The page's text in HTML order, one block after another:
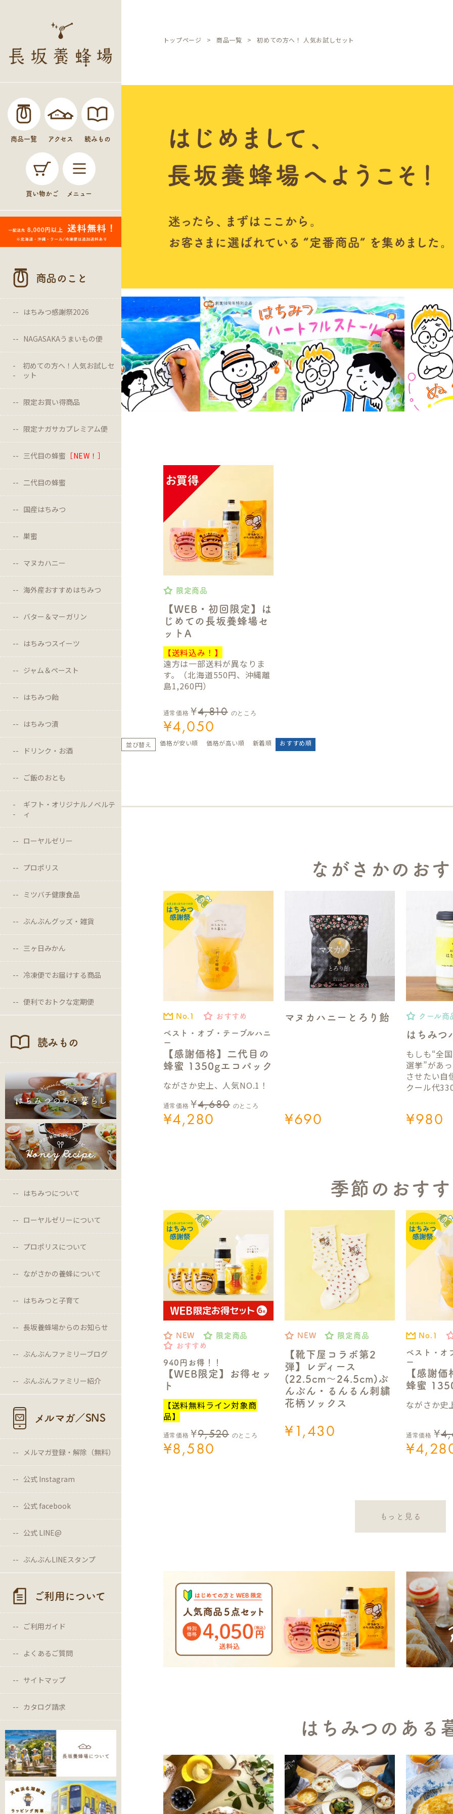
商品一覧 アクセス 読みもの
買い物かご メニュー
商品のこと
はちみつ感謝祭2026
NAGASAKAうまいもの便
初めての方へ！人気お試しセ
ット
限定お買い得商品
限定ナガサカプレミアム便
三代目の蜂蜜 ［NEW！］
二代目の蜂蜜
国産はちみつ
巣蜜
マヌカハニー
海外産おすすめはちみつ
バター＆マーガリン
はちみつスイーツ
ジャム＆ペースト
はちみつ飴
はちみつ漬
ドリンク・お酒
ご飯のおとも
ギフト・オリジナルノベルテ
ィ
ローヤルゼリー
プロポリス
ミツバチ健康食品
ぶんぶんグッズ・雑貨
三ヶ日みかん
冷凍便でお届けする商品
便利でおトクな定期便
読みもの
はちみつについて
ローヤルゼリーについて
プロポリスについて
ながさかの養蜂について
はちみつと子育て
長坂養蜂場からのお知らせ
ぶんぶんファミリーブログ
ぶんぶんファミリー紹介
メルマガ／SNS
メルマガ登録・解除（無料）
公式 Instagram
公式 facebook
公式 LINE@
ぶんぶんLINEスタンプ
ご利用について
ご利用ガイド
よくあるご質問
サイトマップ
カタログ請求
トップページ 商品一覧 初めての方へ！ 人気お試しセット
限定商品
【WEB・初回限定】は
じめての長坂養蜂場セ
ットA
【送料込み！】
遠方は一部送料が異なりま
す。（北海道550円、沖縄離
島1,260円）
通常価格 ¥4,810 のところ
¥4,050
並び替え 価格が安い順 価格が高い順 新着順 おすすめ順
ながさかのお
No.1 おすすめ
ベスト・オブ・テーブルハニ
ー
【感謝価格】二代目の
蜂蜜 1350gエコパック
ながさか史上、人気NO.1！
通常価格 ¥4,680 のところ
¥4,280
マヌカハニーとろり飴
¥690
クール商
はちみつ
もしも“全
選挙”があ
させたい自
クール代
¥980
季節のおす
NEW
限定商品
おすすめ
940円お得！！
【WEB限定】お得セッ
ト
【送料無料ライン対象商
品】
通常価格 ¥9,520 のところ
¥8,580
NEW 限定商品
【靴下屋コラボ第2
弾】レディース
(22.5cm～24.5cm)ぶ
んぶん・るんるん刺繍
花柄ソックス
¥1,430
No.1
ベスト・オ
ー
【感謝
蜂蜜
ながさか史
通常価格 ¥
¥
もっと見る
はちみつのある